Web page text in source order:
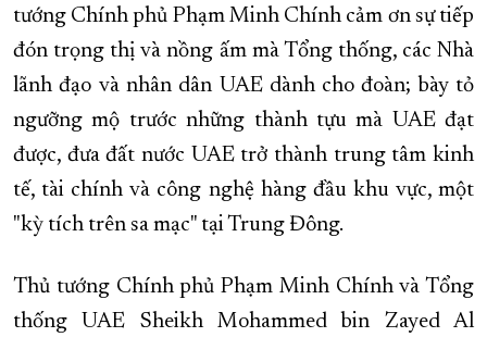
tướng Chính phủ Phạm Minh Chính cảm ơn sự tiếp
đón trọng thị và nồng ấm mà Tổng thống, các Nhà
lãnh đạo và nhân dân UAE dành cho đoàn; bày tỏ
ngưỡng mộ trước những thành tựu mà UAE đạt
được, đưa đất nước UAE trở thành trung tâm kinh
tế, tài chính và công nghệ hàng đầu khu vực, một
"kỳ tích trên sa mạc" tại Trung Đông.
Thủ tướng Chính phủ Phạm Minh Chính và Tổng
thống UAE Sheikh Mohammed bin Zayed Al